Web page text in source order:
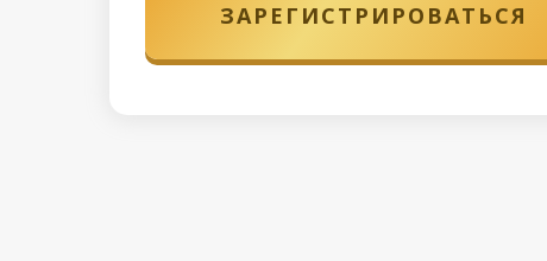
ЗАРЕГИСТРИРОВАТЬСЯ